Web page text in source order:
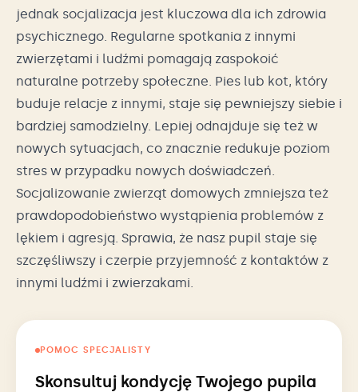
jednak socjalizacja jest kluczowa dla ich zdrowia
psychicznego. Regularne spotkania z innymi
zwierzętami i ludźmi pomagają zaspokoić
naturalne potrzeby społeczne. Pies lub kot, który
buduje relacje z innymi, staje się pewniejszy siebie i
bardziej samodzielny. Lepiej odnajduje się też w
nowych sytuacjach, co znacznie redukuje poziom
stres w przypadku nowych doświadczeń.
Socjalizowanie zwierząt domowych zmniejsza też
prawdopodobieństwo wystąpienia problemów z
lękiem i agresją. Sprawia, że nasz pupil staje się
szczęśliwszy i czerpie przyjemność z kontaktów z
innymi ludźmi i zwierzakami.
POMOC SPECJALISTY
Skonsultuj kondycję Twojego pupila